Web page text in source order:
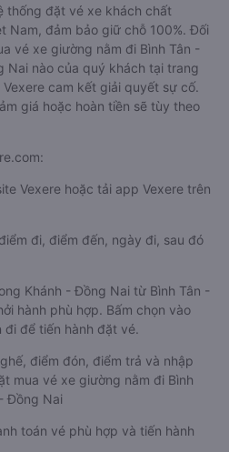
thống đặt vé xe khách chất
Nam, đảm bảo giữ chỗ 100%. Đối
vé xe giường nằm đi Bình Tân -
Nai nào của quý khách tại trang
cam kết giải quyết sự cố.
giá hoặc hoàn tiền sẽ tùy theo
Vexere hoặc tải app Vexere trên
đi, điểm đến, ngày đi, sau đó
Khánh - Đồng Nai từ Bình Tân -
hành phù hợp. Bấm chọn vào
để tiến hành đặt vé.
điểm đón, điểm trả và nhập
mua vé xe giường nằm đi Bình
Đồng Nai
toán vé phù hợp và tiến hành